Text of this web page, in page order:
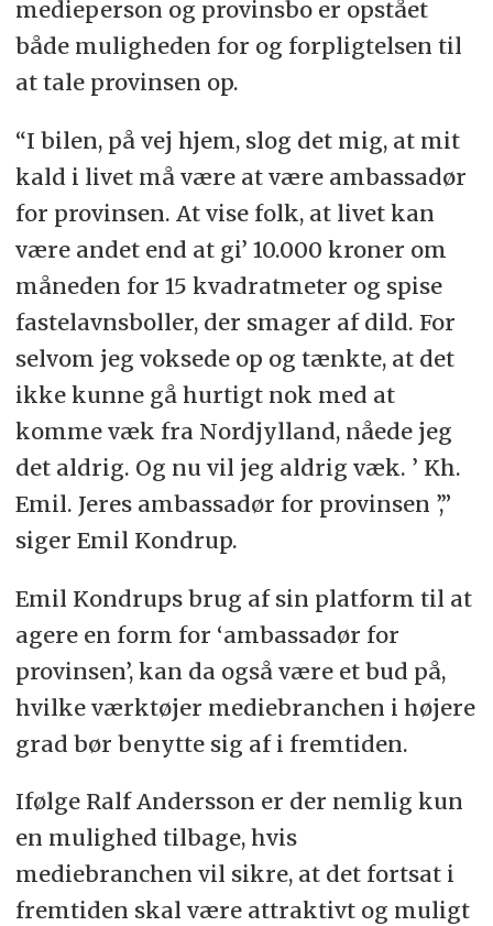
medieperson og provinsbo er opstået
både muligheden for og forpligtelsen til
at tale provinsen op.
“I bilen, på vej hjem, slog det mig, at mit
kald i livet må være at være ambassadør
for provinsen. At vise folk, at livet kan
være andet end at gi’ 10.000 kroner om
måneden for 15 kvadratmeter og spise
fastelavnsboller, der smager af dild. For
selvom jeg voksede op og tænkte, at det
ikke kunne gå hurtigt nok med at
komme væk fra Nordjylland, nåede jeg
det aldrig. Og nu vil jeg aldrig væk. ’ Kh.
Emil. Jeres ambassadør for provinsen ’,”
siger Emil Kondrup.
Emil Kondrups brug af sin platform til at
agere en form for ‘ambassadør for
provinsen’, kan da også være et bud på,
hvilke værktøjer mediebranchen i højere
grad bør benytte sig af i fremtiden.
Ifølge Ralf Andersson er der nemlig kun
en mulighed tilbage, hvis
mediebranchen vil sikre, at det fortsat i
fremtiden skal være attraktivt og muligt